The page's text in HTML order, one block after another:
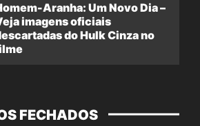
Aranha: Um Novo Dia –
imagens oficiais
do Hulk Cinza no
FECHADOS